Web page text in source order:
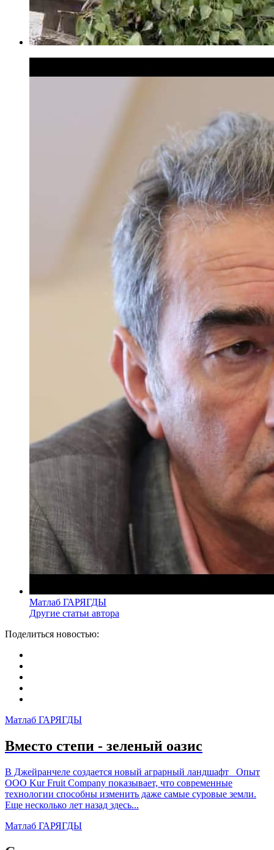
Матлаб ГАРЯГДЫ
Другие статьи автора
Поделиться новостью:
Матлаб ГАРЯГДЫ
Вместо степи - зеленый оазис
В Джейранчеле создается новый аграрный ландшафт Опыт
ООО Kur Fruit Company показывает, что современные
технологии способны изменить даже самые суровые земли.
Еще несколько лет назад здесь...
Матлаб ГАРЯГДЫ